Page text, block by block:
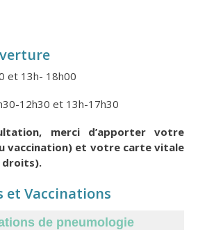
et 13h- 18h00
12h30 et 13h-17h30
merci d’apporter votre
vaccination) et votre carte vitale
et Vaccinations
de pneumologie